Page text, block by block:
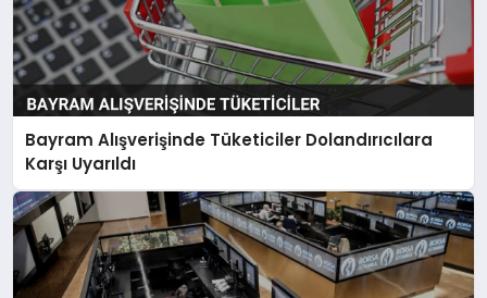
Bayram Alışverişinde Tüketiciler Dolandırıcılara
Karşı Uyarıldı